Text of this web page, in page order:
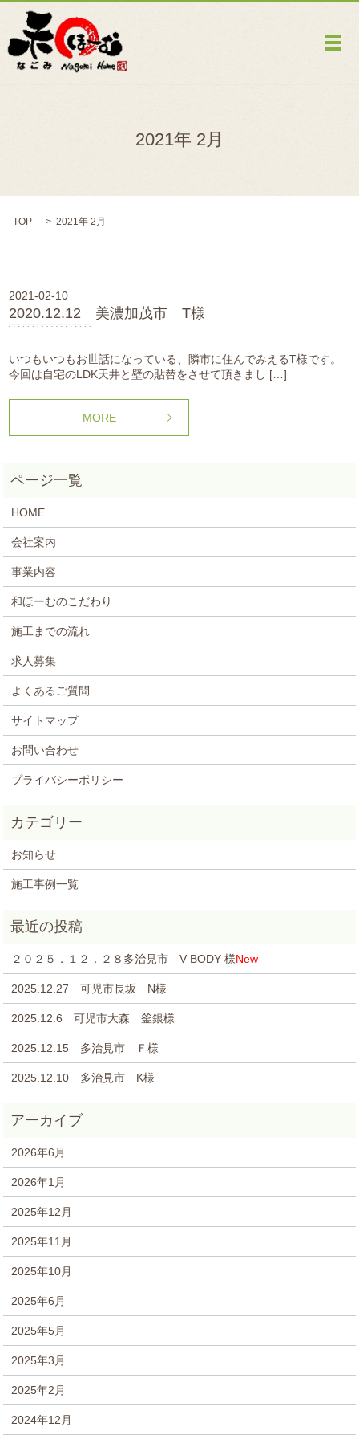
メ
2021年 2月
TOP 2021年 2月
2021-02-10
2020.12.12 美濃加茂市 T様
いつもいつもお世話になっている、隣市に住んでみえるT様です。
今回は自宅のLDK天井と壁の貼替をさせて頂きまし […]
MORE
HOME
会社案内
事業内容
和ほーむのこだわり
施工までの流れ
求人募集
よくあるご質問
サイトマップ
お問い合わせ
プライバシーポリシー
お知らせ
施工事例一覧
２０２５．１２．２８多治見市 V BODY 様New
2025.12.27 可児市長坂 N様
2025.12.6 可児市大森 釜銀様
2025.12.15 多治見市 Ｆ様
2025.12.10 多治見市 K様
2026年6月
2026年1月
2025年12月
2025年11月
2025年10月
2025年6月
2025年5月
2025年3月
2025年2月
2024年12月